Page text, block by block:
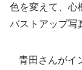
色を変えて、心
バストアップ写
青田さんがイ